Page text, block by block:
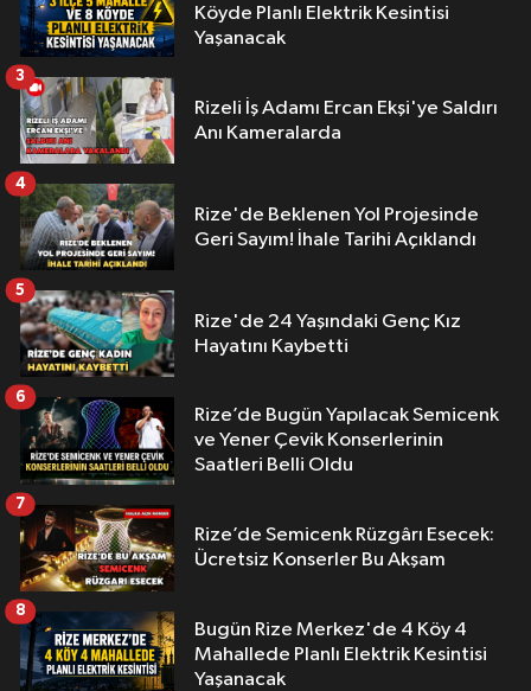
Köyde Planlı Elektrik Kesintisi
Yaşanacak
Rizeli İş Adamı Ercan Ekşi'ye Saldırı
Anı Kameralarda
3
Rize'de Beklenen Yol Projesinde
Geri Sayım! İhale Tarihi Açıklandı
4
Rize'de 24 Yaşındaki Genç Kız
Hayatını Kaybetti
5
Rize’de Bugün Yapılacak Semicenk
ve Yener Çevik Konserlerinin
Saatleri Belli Oldu
6
Rize’de Semicenk Rüzgârı Esecek:
Ücretsiz Konserler Bu Akşam
7
Bugün Rize Merkez'de 4 Köy 4
Mahallede Planlı Elektrik Kesintisi
Yaşanacak
8